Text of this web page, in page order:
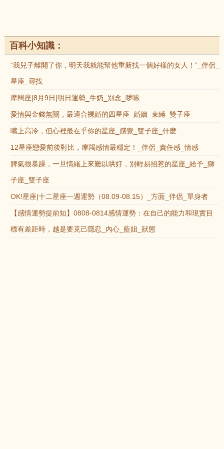
百科小知識：
“我兒子離開了你，明天我就能幫他重新找一個好樣的女人！”_伴侶_
星座_尋找
摩羯座|8月9日|明日運勢_牛奶_別念_啰嗦
愛情與金錢無關，最適合裸婚的四星座_婚姻_束縛_雙子座
嘴上高冷，但心裡最在乎你的星座_感覺_雙子座_什麽
12星座戀愛前後對比，摩羯感情最穩定！_伴侶_責任感_情感
脾氣很暴躁，一旦情緒上來難以哄好，別輕易招惹的星座_給予_獅
子座_雙子座
OK!星座|十二星座一週運勢（08.09-08.15）_方面_伴侶_單身者
【感情運勢提前知】0808-0814感情運勢：在自己的能力和現實目
標有差距時，越是要克己隱忍_內心_藍姐_狀態